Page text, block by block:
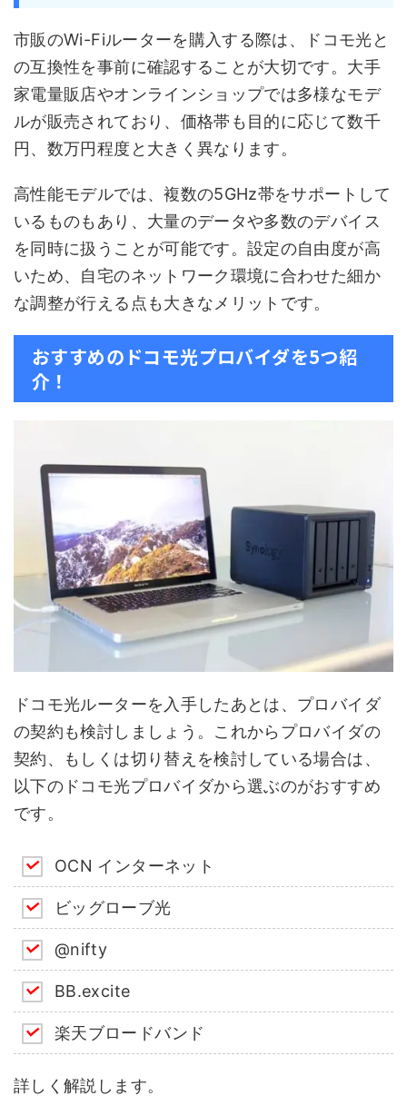
市販のWi-Fiルーターを購入する際は、ドコモ光と
の互換性を事前に確認することが大切です。大手
家電量販店やオンラインショップでは多様なモデ
ルが販売されており、価格帯も目的に応じて数千
円、数万円程度と大きく異なります。
高性能モデルでは、複数の5GHz帯をサポートして
いるものもあり、大量のデータや多数のデバイス
を同時に扱うことが可能です。設定の自由度が高
いため、自宅のネットワーク環境に合わせた細か
な調整が行える点も大きなメリットです。
おすすめのドコモ光プロバイダを5つ紹
介！
ドコモ光ルーターを入手したあとは、プロバイダ
の契約も検討しましょう。これからプロバイダの
契約、もしくは切り替えを検討している場合は、
以下のドコモ光プロバイダから選ぶのがおすすめ
です。
OCN インターネット
ビッグローブ光
@nifty
BB.excite
楽天ブロードバンド
詳しく解説します。